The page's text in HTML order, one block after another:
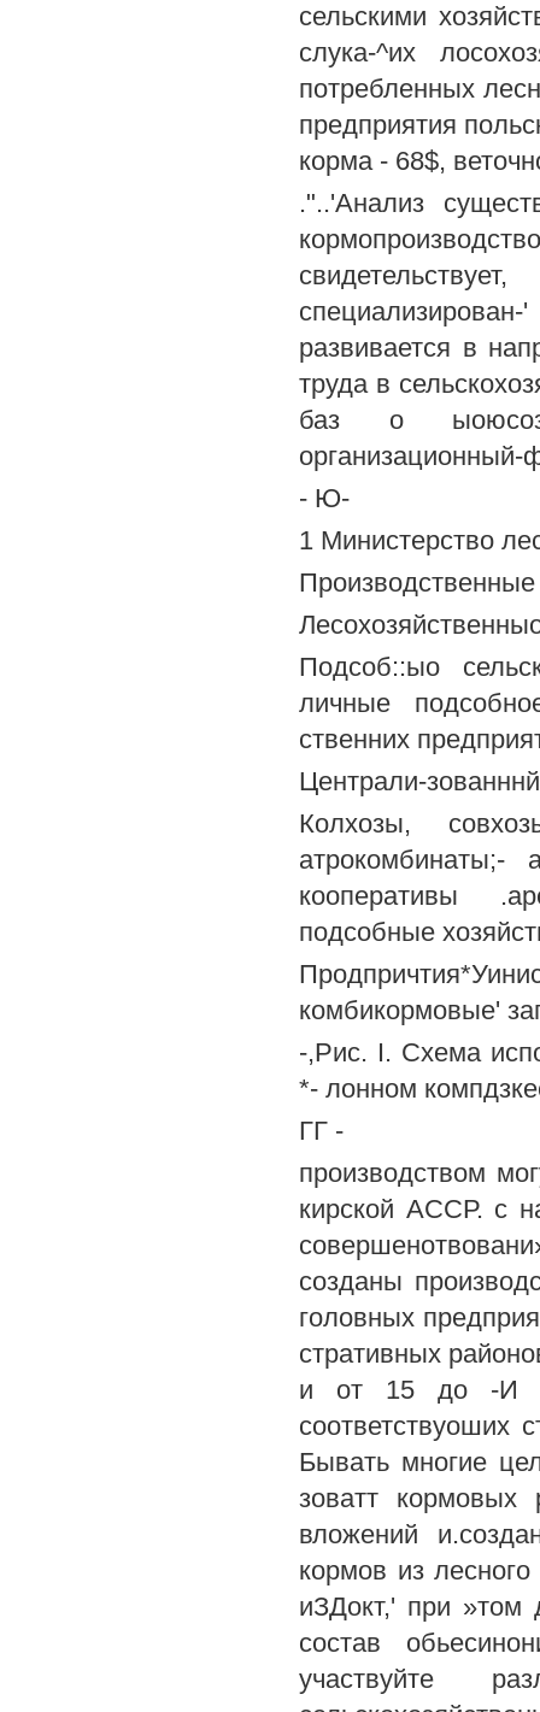
сельскими
слука-^их
потребленных
предприятия
корма - 68$,
."..'Анализ
развивается в
труда в
баз о
- Ю-
1 Министерство
Подсоб::ыо
личные
ственних
Централи-
Колхозы,
атрокомбинаты;-
кооперативы
подсобные
комбикормовые'
-,Рис. I. Схема
*- лонном
ГГ -
производством
кирской АССР. с
созданы
головных
стративных
и от 15 до -И
соответствуоших
Бывать многие
зоватт кормовых
вложений
кормов из
иЗДокт,' при »том
состав
участвуйте